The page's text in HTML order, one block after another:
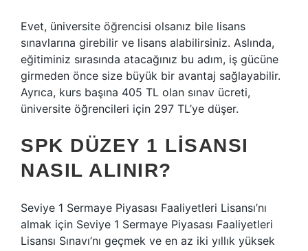
Evet, üniversite öğrencisi olsanız bile lisans
sınavlarına girebilir ve lisans alabilirsiniz. Aslında,
eğitiminiz sırasında atacağınız bu adım, iş gücüne
girmeden önce size büyük bir avantaj sağlayabilir.
Ayrıca, kurs başına 405 TL olan sınav ücreti,
üniversite öğrencileri için 297 TL’ye düşer.
SPK DÜZEY 1 LISANSI
NASIL ALINIR?
Seviye 1 Sermaye Piyasası Faaliyetleri Lisansı’nı
almak için Seviye 1 Sermaye Piyasası Faaliyetleri
Lisansı Sınavı’nı geçmek ve en az iki yıllık yüksek